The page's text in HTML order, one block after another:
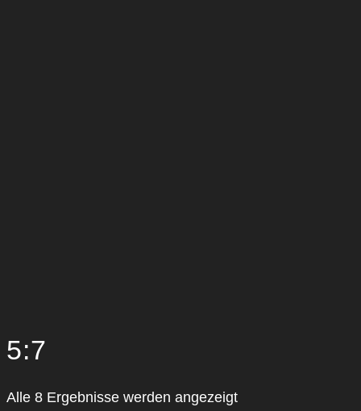
5:7
Alle 8 Ergebnisse werden angezeigtNach